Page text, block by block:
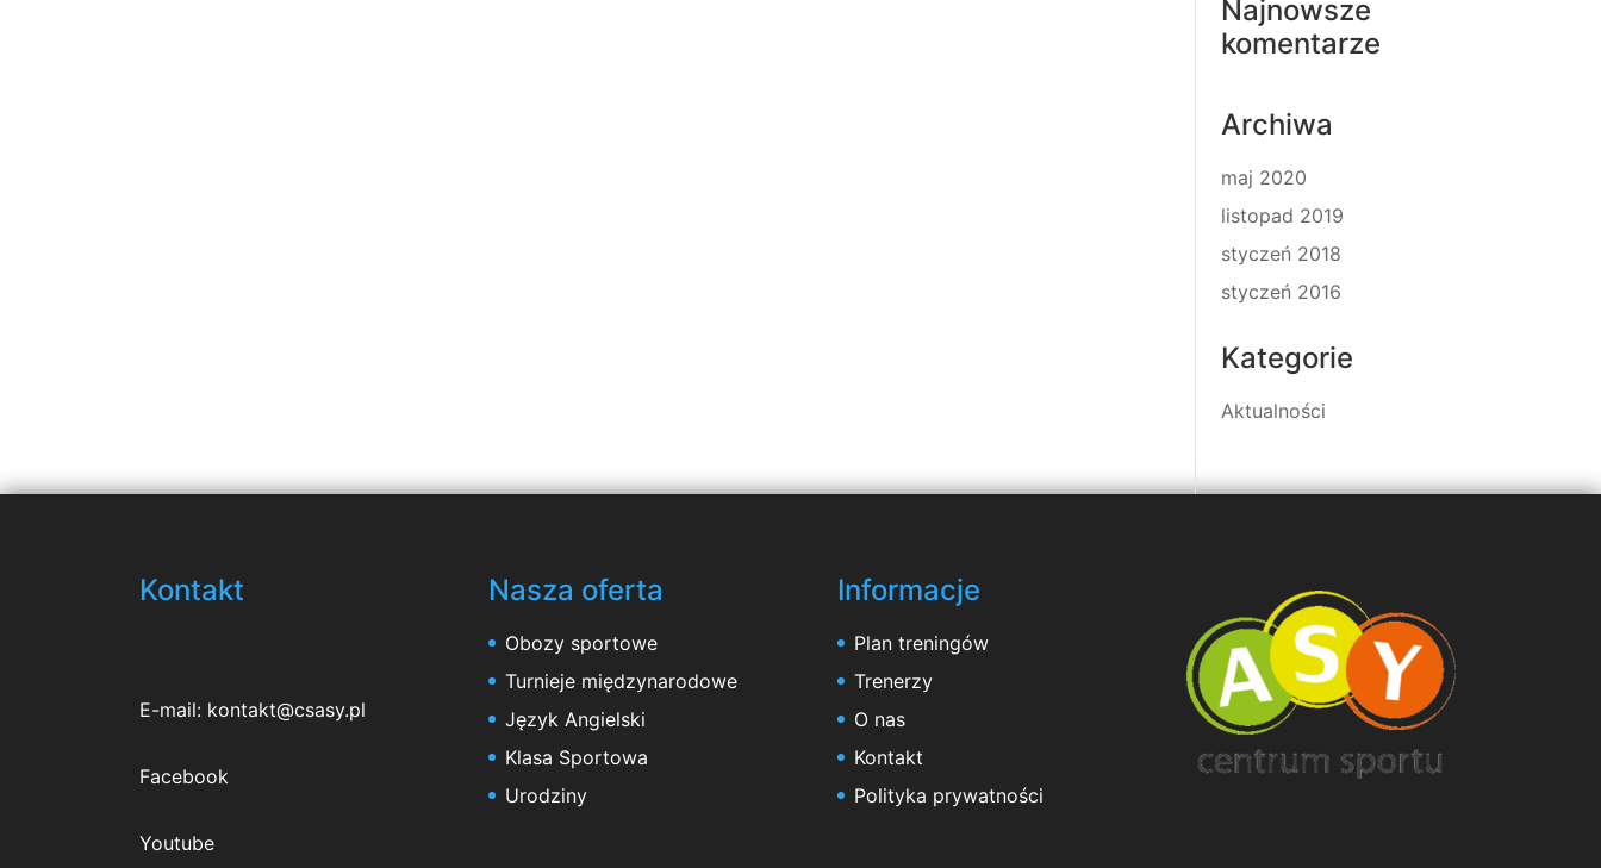
Najnowsze
komentarze
Archiwa
maj 2020
listopad 2019
styczeń 2018
styczeń 2016
Kategorie
Aktualności
Kontakt
E-mail: kontakt@csasy.pl
Facebook
Youtube
Nasza oferta
Obozy sportowe
Turnieje międzynarodowe
Język Angielski
Klasa Sportowa
Urodziny
Informacje
Plan treningów
Trenerzy
O nas
Kontakt
Polityka prywatności